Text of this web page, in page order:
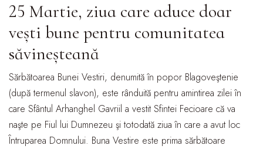
25 Martie, ziua care aduce doar
vești bune pentru comunitatea
săvineșteană
Sărbătoarea Bunei Vestiri, denumită în popor Blagoveştenie
(după termenul slavon), este rânduită pentru amintirea zilei în
care Sfântul Arhanghel Gavriil a vestit Sfintei Fecioare că va
naşte pe Fiul lui Dumnezeu şi totodată ziua în care a avut loc
Întruparea Domnului. Buna Vestire este prima sărbătoare